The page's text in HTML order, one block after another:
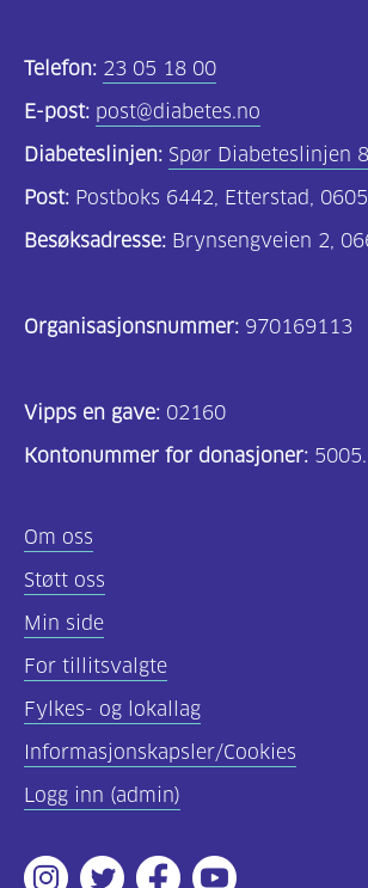
Telefon: 23 05 18 00
E-post: post@diabetes.no
Diabeteslinjen: Spør Diabeteslinjen
Post: Postboks 6442, Etterstad,
Besøksadresse: Brynsengveien 2,
Organisasjonsnummer: 970169113
Vipps en gave: 02160
Kontonummer for donasjoner:
Om oss
Støtt oss
Min side
For tillitsvalgte
Fylkes- og lokallag
Informasjonskapsler/Cookies
Logg inn (admin)
Instagram
TwitterFacebookYoutube